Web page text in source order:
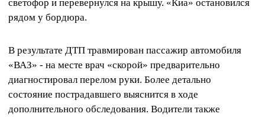
светофор и перевернулся на крышу. «Киа» остановился
рядом у бордюра.
В результате ДТП травмирован пассажир автомобиля
«ВАЗ» - на месте врач «скорой» предварительно
диагностировал перелом руки. Более детально
состояние пострадавшего выяснится в ходе
дополнительного обследования. Водители также